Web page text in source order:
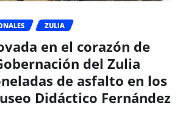
ZULIA
en el corazón de
del Zulia
de asfalto en los
Didáctico Fernández